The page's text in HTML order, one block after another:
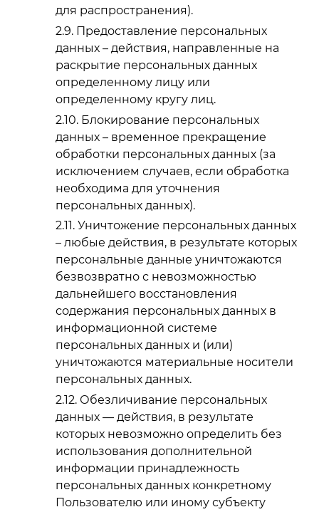
для распространения).
Предоставление персональных
данных – действия, направленные на
раскрытие персональных данных
определенному лицу или
определенному кругу лиц.
Блокирование персональных
данных – временное прекращение
обработки персональных данных (за
исключением случаев, если обработка
необходима для уточнения
персональных данных).
Уничтожение персональных данных
– любые действия, в результате которых
персональные данные уничтожаются
безвозвратно с невозможностью
дальнейшего восстановления
содержания персональных данных в
информационной системе
персональных данных и (или)
уничтожаются материальные носители
персональных данных.
Обезличивание персональных
данных — действия, в результате
которых невозможно определить без
использования дополнительной
информации принадлежность
персональных данных конкретному
Пользователю или иному субъекту